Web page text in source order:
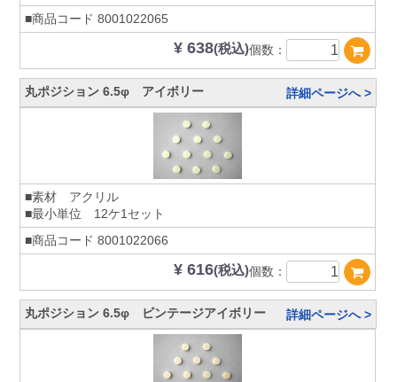
■商品コード 8001022065
¥ 638(税込)個数：
丸ポジション 6.5φ アイボリー 詳細ページへ >
■素材 アクリル
■最小単位 12ケ1セット
■商品コード 8001022066
¥ 616(税込)個数：
丸ポジション 6.5φ ビンテージアイボリー 詳細ページへ >